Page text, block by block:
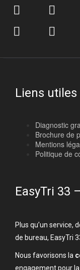
Liens utiles
Diagnostic
Brochure de
Mentions
Politique de
EasyTri 33
Plus qu’un service,
de bureau, EasyTri
Nous favorisons la
engagement pour